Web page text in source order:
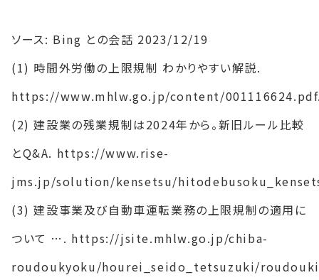
ソース: Bing との会話 2023/12/19
(1) 時間外労働の上限規制 わかりやすい解説.
https://www.mhlw.go.jp/content/
(2) 建設業の残業規制は2024年から。新旧ルール比較
とQ&A. https://www.rise-
jms.jp/solution/kensetsu/
(3) 建設事業及び自動車運転業務の上限規制の適用に
ついて …. https://jsite.mhlw.go.jp/chiba-
roudoukyoku/hourei_seido_tetsuzuki/